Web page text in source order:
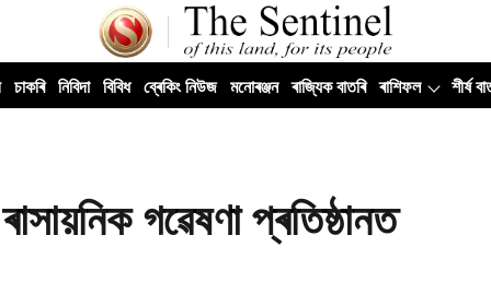
চাকৰি নিবিদা বিবিধ ব্ৰেকিং নিউজ মনোৰঞ্জন ৰাজ্যিক বাতৰি ৰাশিফল শীৰ্ষ
গৱেষণা প্ৰতিষ্ঠানত